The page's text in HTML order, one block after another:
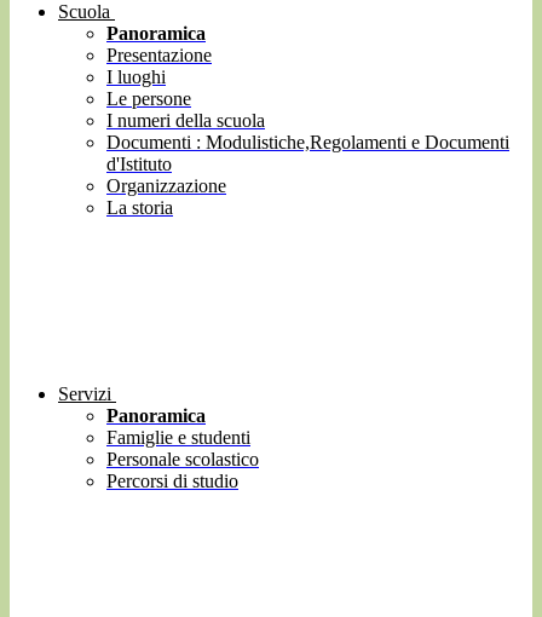
Scuola
Panoramica
Presentazione
I luoghi
Le persone
I numeri della scuola
Documenti : Modulistiche,Regolamenti e Documenti
d'Istituto
Organizzazione
La storia
Servizi
Panoramica
Famiglie e studenti
Personale scolastico
Percorsi di studio